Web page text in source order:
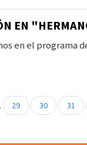
EN
en el programa
29 30 31